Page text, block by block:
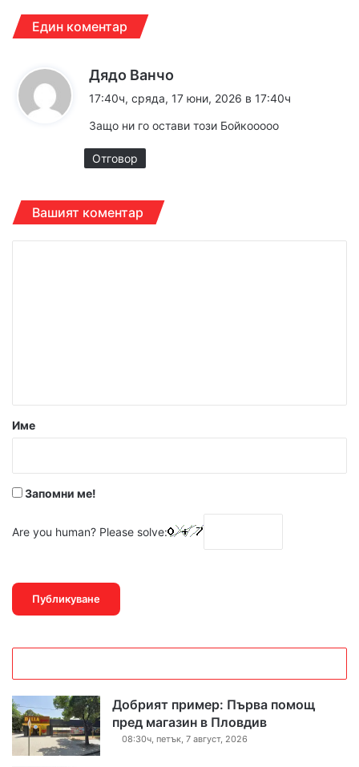
Един коментар
Дядо Ванчо
а
а
17:40ч, сряда, 17 юни, 2026 в 17:40ч
Защо ни го остави този Бойкооооо
Отговор
Вашият коментар
р
Име
Запомни ме!
Are you human? Please solve:
Добрият пример: Първа помощ
пред магазин в Пловдив
08:30ч, петък, 7 август, 2026